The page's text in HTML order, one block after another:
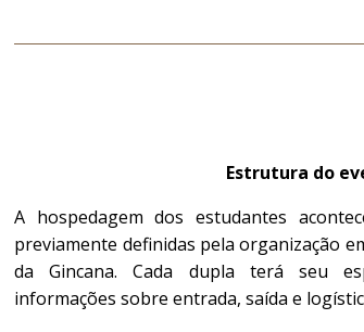
Estrutura do
A hospedagem dos estudantes
previamente definidas pela organização
da Gincana. Cada dupla terá seu
informações sobre entrada, saída e